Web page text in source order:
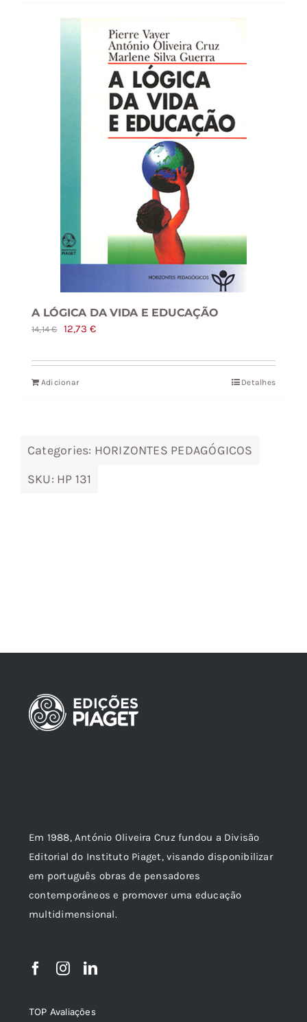
A LÓGICA DA VIDA E EDUCAÇÃO
14,14€
O
original
era:
12,73€O
atual
Adicionar Detalhes
Categories: HORIZONTES PEDAGÓGICOS
SKU: HP 131
Em 1988, António Oliveira Cruz fundou a Divisão
Editorial do Instituto Piaget, visando disponibilizar
em português obras de pensadores
contemporâneos e promover uma educação
multidimensional.
TOP Avaliações